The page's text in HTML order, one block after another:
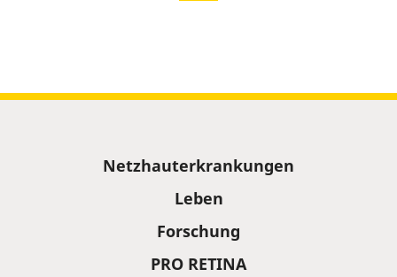
Netzhauterkrankungen
Leben
Forschung
PRO RETINA